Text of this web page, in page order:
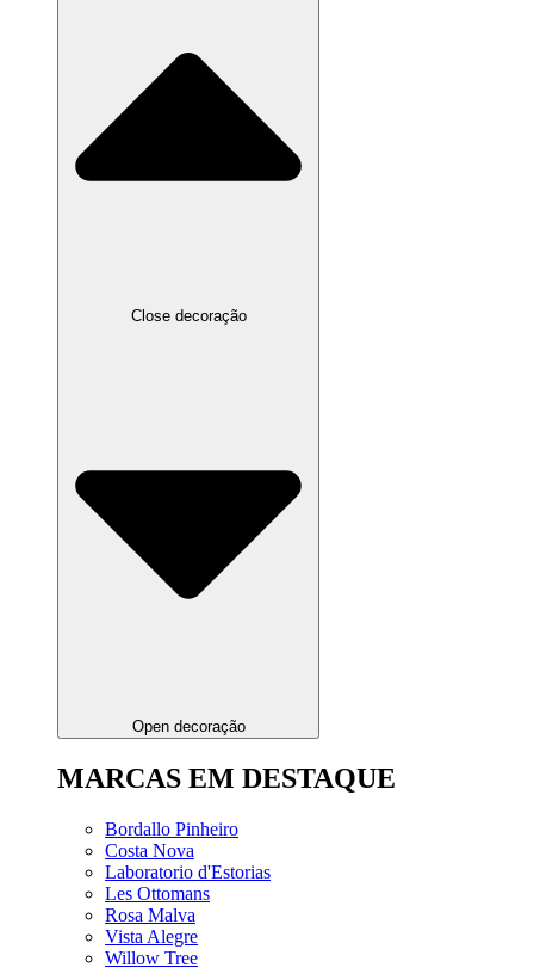
Close decoração
Open decoração
MARCAS EM DESTAQUE
Bordallo Pinheiro
Costa Nova
Laboratorio d'Estorias
Les Ottomans
Rosa Malva
Vista Alegre
Willow Tree